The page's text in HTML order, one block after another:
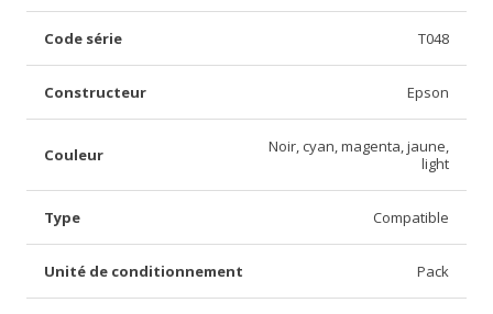
Code série T048
Constructeur Epson
Couleur
Noir, cyan, magenta, jaune,
light
Type Compatible
Unité de conditionnement Pack